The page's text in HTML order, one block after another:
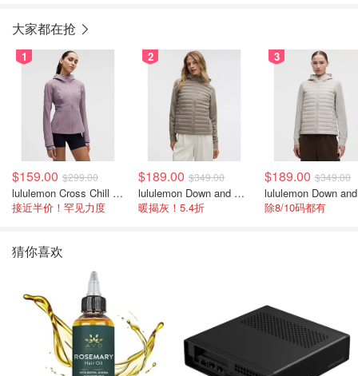
大家都在抢
1
$159.00 $299.00
lululemon Cross Chill 女士运动外套
接近半价！罕见力度
2
$189.00 $349.00
lululemon Down and Around 羽绒夹克
暖揭灰！5.4折
3
$189.00 $349.00
除8/10码都有
猜你喜欢